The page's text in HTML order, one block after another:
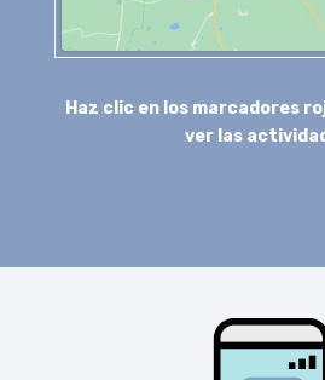
Haz clic en los marcadores
ver las